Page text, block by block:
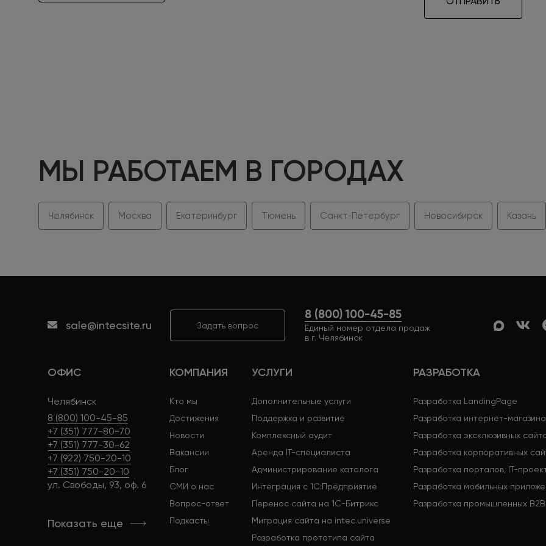
МЫ РАБОТАЕМ В ГОРОДАХ
Челябинск Москва Екатеринбург Тюмень Санкт-Петербург Новосибирск Казань
sale@intecsite.ru Задать вопрос
8 (800) 100-45-85
Единый номер отдела продаж
в г. Челябинск
ОФИС
Челябинск
8 (800) 100-45-85
+7 (351) 777-80-70
+7 (351) 777-30-62
+7 (922) 750-20-10
+7 (351) 750-20-10
ул. Свободы, 93, оф. 6
Показать еще
КОМПАНИЯ
Кто мы
Достижения
Новости
Вакансии
Блог
СМИ о нас
Вопрос-ответ
Подкасты
УСЛУГИ
Дополнительные услуги
Поддержка и развитие
Комплексный аудит
Аренда IT-специалиста
Администрирование каталога
Интеграция с 1С:Предприятие
Перенос сайта на 1С-Битрикс
Миграция сайта на intec.universe
Разработка прототипа сайта
РАЗРАБОТКА
Разработка LandingPage
Разработка интернет-магазина
Разработка эксклюзивных
Разработка корпоративных
Разработка порталов, IT-
Разработка мобильных
Разработка промышленных